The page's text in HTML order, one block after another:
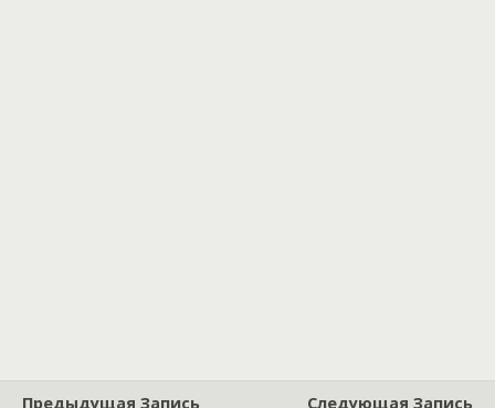
Предыдущая Запись Следующая Запись